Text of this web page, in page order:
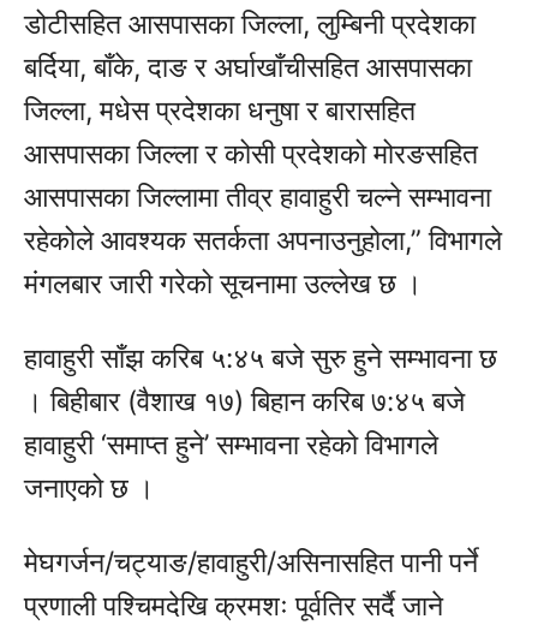
डोटीसहित आसपासका जिल्ला, लुम्बिनी प्रदेशका
बर्दिया, बाँके, दाङ र अर्घाखाँचीसहित आसपासका
जिल्ला, मधेस प्रदेशका धनुषा र बारासहित
आसपासका जिल्ला र कोसी प्रदेशको मोरङसहित
आसपासका जिल्लामा तीव्र हावाहुरी चल्ने सम्भावना
रहेकोले आवश्यक सतर्कता अपनाउनुहोला,” विभागले
मंगलबार जारी गरेको सूचनामा उल्लेख छ ।
हावाहुरी साँझ करिब ५:४५ बजे सुरु हुने सम्भावना छ
। बिहीबार (वैशाख १७) बिहान करिब ७:४५ बजे
हावाहुरी ‘समाप्त हुने’ सम्भावना रहेको विभागले
जनाएको छ ।
मेघगर्जन/चट्याङ/हावाहुरी/असिनासहित पानी पर्ने
प्रणाली पश्चिमदेखि क्रमशः पूर्वतिर सर्दै जाने